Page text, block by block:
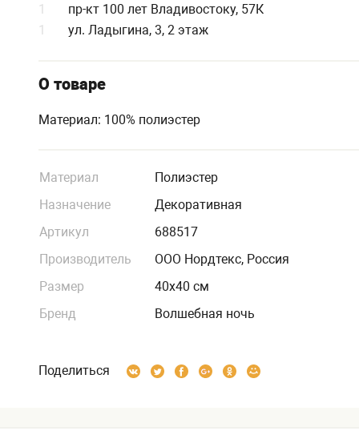
1
пр-кт 100 лет Владивостоку, 57К
1
ул. Ладыгина, 3, 2 этаж
О товаре
Материал: 100% полиэстер
Материал
Полиэстер
Назначение
Декоративная
Артикул
688517
Производитель
ООО Нордтекс, Россия
Размер
40х40 см
Бренд
Волшебная ночь
Поделиться